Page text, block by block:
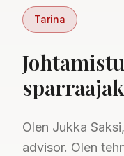
Tarina
Olen Jukka
advisor. Olen